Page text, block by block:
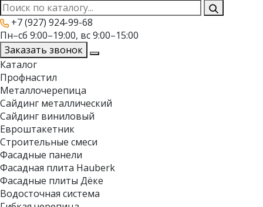
+7 (927) 924-99-68
Пн–сб 9:00–19:00, вс 9:00–15:00
Заказать звонок
Каталог
Профнастил
Металлочерепица
Сайдинг металлический
Сайдинг виниловый
Евроштакетник
Строительные смеси
Фасадные панели
Фасадная плита Hauberk
Фасадные плиты Дёке
Водосточная система